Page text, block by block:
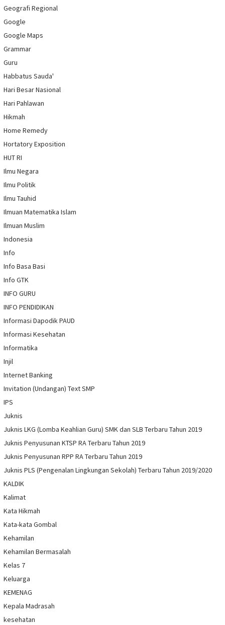
Geografi Regional
Google
Google Maps
Grammar
Guru
Habbatus Sauda'
Hari Besar Nasional
Hari Pahlawan
Hikmah
Home Remedy
Hortatory Exposition
HUT RI
Ilmu Negara
Ilmu Politik
Ilmu Tauhid
Ilmuan Matematika Islam
Ilmuan Muslim
Indonesia
Info
Info Basa Basi
Info GTK
INFO GURU
INFO PENDIDIKAN
Informasi Dapodik PAUD
Informasi Kesehatan
Informatika
Injil
Internet Banking
Invitation (Undangan) Text SMP
IPS
Juknis
Juknis LKG (Lomba Keahlian Guru) SMK dan SLB Terbaru Tahun 2019
Juknis Penyusunan KTSP RA Terbaru Tahun 2019
Juknis Penyusunan RPP RA Terbaru Tahun 2019
Juknis PLS (Pengenalan Lingkungan Sekolah) Terbaru Tahun 2019/2020
KALDIK
Kalimat
Kata Hikmah
Kata-kata Gombal
Kehamilan
Kehamilan Bermasalah
Kelas 7
Keluarga
KEMENAG
Kepala Madrasah
kesehatan